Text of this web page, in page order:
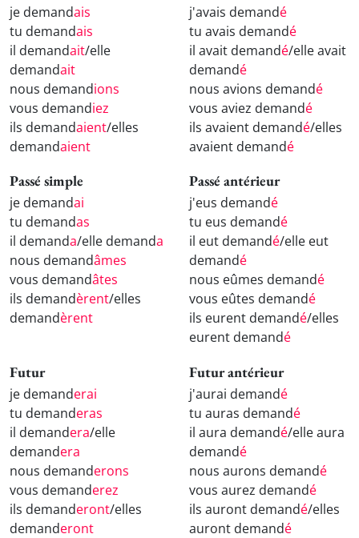
je demandais
tu demandais
il demandait/elle
demandait
nous demandions
vous demandiez
ils demandaient/elles
demandaient
j'avais demandé
tu avais demandé
il avait demandé/elle avait
demandé
nous avions demandé
vous aviez demandé
ils avaient demandé/elles
avaient demandé
Passé simple
je demandai
tu demandas
il demanda/elle demanda
nous demandâmes
vous demandâtes
ils demandèrent/elles
demandèrent
Passé antérieur
j'eus demandé
tu eus demandé
il eut demandé/elle eut
demandé
nous eûmes demandé
vous eûtes demandé
ils eurent demandé/elles
eurent demandé
Futur
je demanderai
tu demanderas
il demandera/elle
demandera
nous demanderons
vous demanderez
ils demanderont/elles
demanderont
Futur antérieur
j'aurai demandé
tu auras demandé
il aura demandé/elle aura
demandé
nous aurons demandé
vous aurez demandé
ils auront demandé/elles
auront demandé